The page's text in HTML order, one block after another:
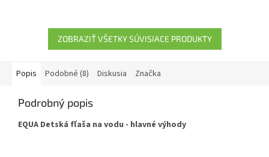
ZOBRAZIŤ VŠETKY SÚVISIACE PRODUKTY
Popis Podobné (8) Diskusia Značka
Podrobný popis
EQUA Detská fľaša na vodu - hlavné výhody